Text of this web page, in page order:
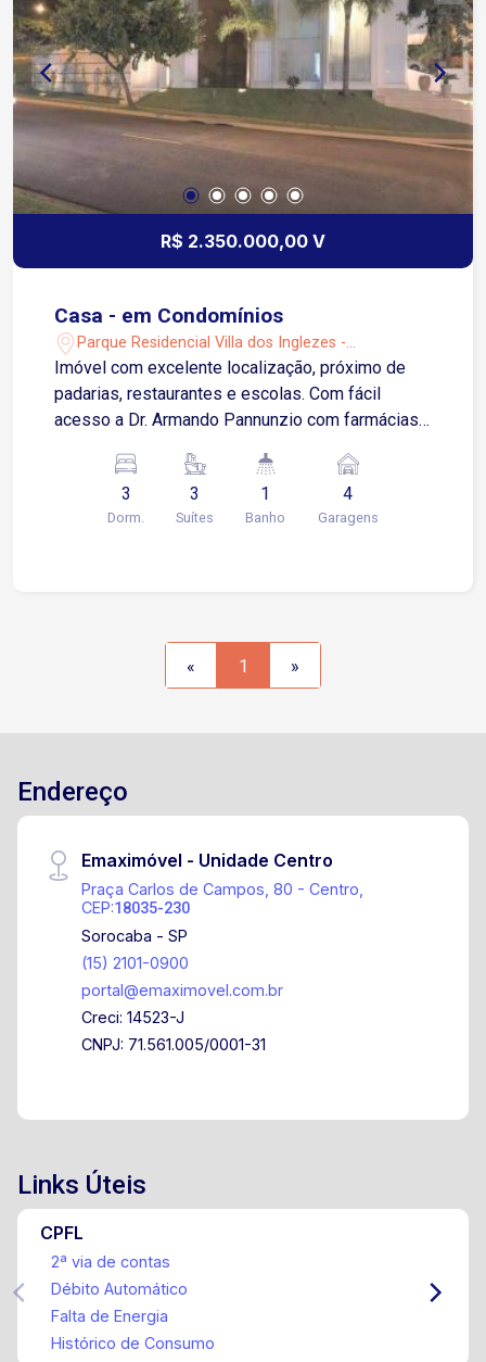
R$ 2.350.000,00 V
Casa - em Condomínios
Parque Residencial Villa dos Inglezes -
Sorocaba/SP
Imóvel com excelente localização, próximo de
padarias, restaurantes e escolas. Com fácil
acesso a Dr. Armando Pannunzio com farmácias,
em piso porcelanato Arquitetura moderna 3
suítes com armários sendo 2 com closet e 1 com
hidro, sacada e ar condicionado Sala de Estar
gourmet, churrasqueira e piscina privativa.
3
Dorm.
3
Suítes
1
Banho
4
Garagens
« 1 »
Endereço
Emaximóvel - Unidade Centro
Praça Carlos de Campos, 80 - Centro,
CEP:18035-230
Sorocaba - SP
(15) 2101-0900
portal@emaximovel.com.br
Creci: 14523-J
CNPJ: 71.561.005/0001-31
Links Úteis
CPFL
2ª via de contas
Débito Automático
Falta de Energia
Histórico de Consumo